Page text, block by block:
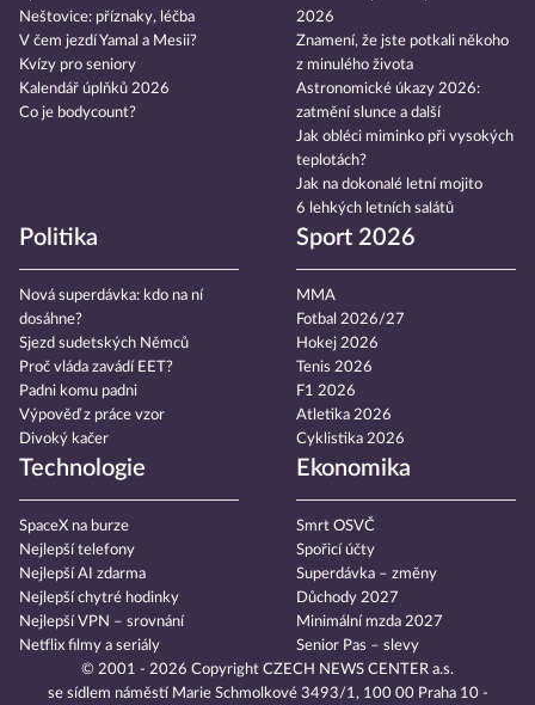
Neštovice: příznaky, léčba
V čem jezdí Yamal a Mesii?
Kvízy pro seniory
Kalendář úplňků 2026
Co je bodycount?
2026
Znamení, že jste potkali někoho
z minulého života
Astronomické úkazy 2026:
zatmění slunce a další
Jak obléci miminko při vysokých
teplotách?
Jak na dokonalé letní mojito
6 lehkých letních salátů
Politika
Nová superdávka: kdo na ní
dosáhne?
Sjezd sudetských Němců
Proč vláda zavádí EET?
Padni komu padni
Výpověď z práce vzor
Divoký kačer
Sport 2026
MMA
Fotbal 2026/27
Hokej 2026
Tenis 2026
F1 2026
Atletika 2026
Cyklistika 2026
Technologie
SpaceX na burze
Nejlepší telefony
Nejlepší AI zdarma
Nejlepší chytré hodinky
Nejlepší VPN – srovnání
Netflix filmy a seriály
Ekonomika
Smrt OSVČ
Spořicí účty
Superdávka – změny
Důchody 2027
Minimální mzda 2027
Senior Pas – slevy
© 2001 - 2026 Copyright CZECH NEWS CENTER a.s.
se sídlem náměstí Marie Schmolkové 3493/1, 100 00 Praha 10 -